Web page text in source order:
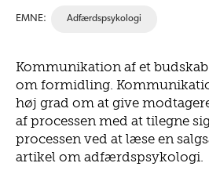
EMNE: Adfærdspsykologi
Kommunikation af et
om formidling.
høj grad om at give
af processen med at tilegne
processen ved at læse en
artikel om adfærdspsykologi.